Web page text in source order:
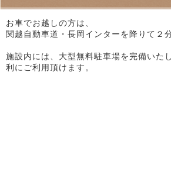
お車でお越しの方は、
関越自動車道・長岡インターを降りて２分
施設内には、大型無料駐車場を完備いた
利にご利用頂けます。